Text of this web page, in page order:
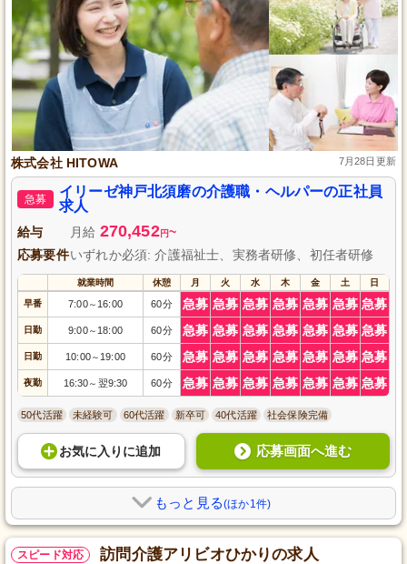
株式会社 HITOWA 7月28日更新
急募
イリーゼ神戸北須磨の介護職・ヘルパーの正社員
求人
給与 月給 270,452円~
応募要件いずれか必須: 介護福祉士、実務者研修、初任者研修
就業時間 休憩 月 火 水 木 金 土 日
早番 7:00～ 16:00 60分 急募 急募 急募 急募 急募 急募 急募
日勤 9:00～ 18:00 60分 急募 急募 急募 急募 急募 急募 急募
日勤 10:00～ 19:00 60分 急募 急募 急募 急募 急募 急募 急募
夜勤 16:30～ 翌9:30 60分 急募 急募 急募 急募 急募 急募 急募
50代活躍 未経験可 60代活躍 新卒可 40代活躍 社会保険完備
お気に入り に追加 応募画面へ進む
もっと見る(ほか1件)
スピード対応 訪問介護アリビオひかりの求人